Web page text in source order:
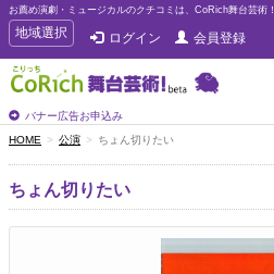
お薦め演劇・ミュージカルのクチコミは、CoRich舞台芸術！
T
o
g
g
e
n
a
v
i
地域選択 ログイン 会員登録
バナー広告お申込み
HOME 公演 ちょん切りたい
ちょん切りたい